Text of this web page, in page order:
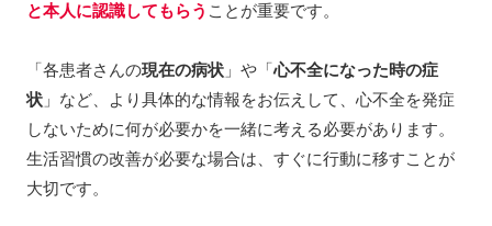
と本人に認識してもらう ことが重要です。
「各患者さんの現在の病状 」や「心不全になった時の症
状 」など、より具体的な情報をお伝えして、心不全を発症
しないために何が必要かを一緒に考える必要があります。
生活習慣の改善が必要な場合は、すぐに行動に移すことが
大切です。